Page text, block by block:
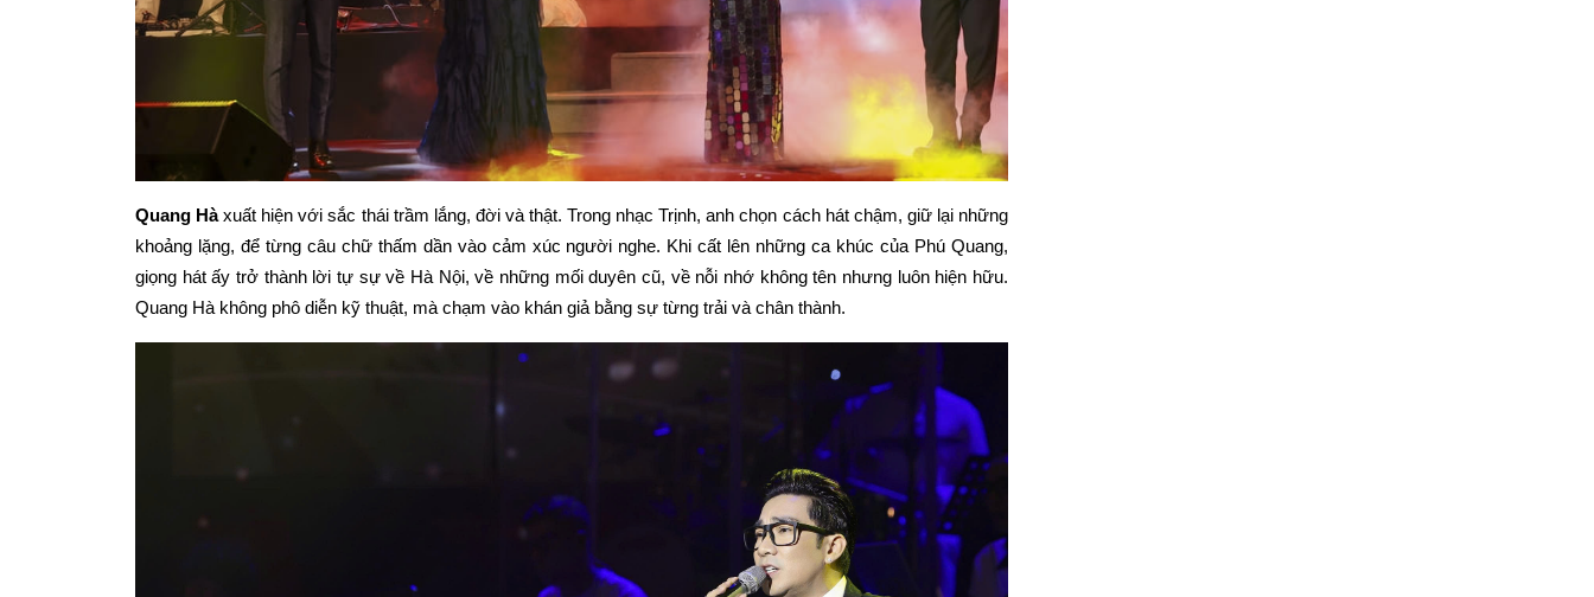
Quang Hàxuất hiện với sắc thái trầm lắng, đời và thật. Trong nhạc Trịnh, anh chọn cách hát chậm, giữ lại những
khoảng lặng, để từng câu chữ thấm dần vào cảm xúc người nghe. Khi cất lên những ca khúc của Phú Quang,
giọng hát ấy trở thành lời tự sự về Hà Nội, về những mối duyên cũ, về nỗi nhớ không tên nhưng luôn hiện hữu.
Quang Hà không phô diễn kỹ thuật, mà chạm vào khán giả bằng sự từng trải và chân thành.